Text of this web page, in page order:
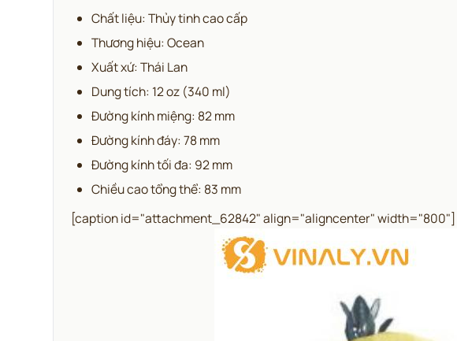
Chất liệu: Thủy tinh cao cấp
Thương hiệu: Ocean
Xuất xứ: Thái Lan
Dung tích: 12 oz (340 ml)
Đường kính miệng: 82 mm
Đường kính đáy: 78 mm
Đường kính tối đa: 92 mm
Chiều cao tổng thể: 83 mm
[caption id="attachment_62842" align="aligncenter" width="800"]